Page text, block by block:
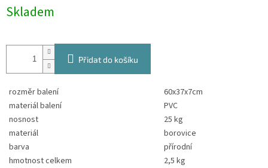
cena:
Skladem
Přidat do košíku
rozměr balení
60x37x7cm
materiál balení
PVC
nosnost
25 kg
materiál
borovice
barva
přírodní
hmotnost celkem
2,5 kg